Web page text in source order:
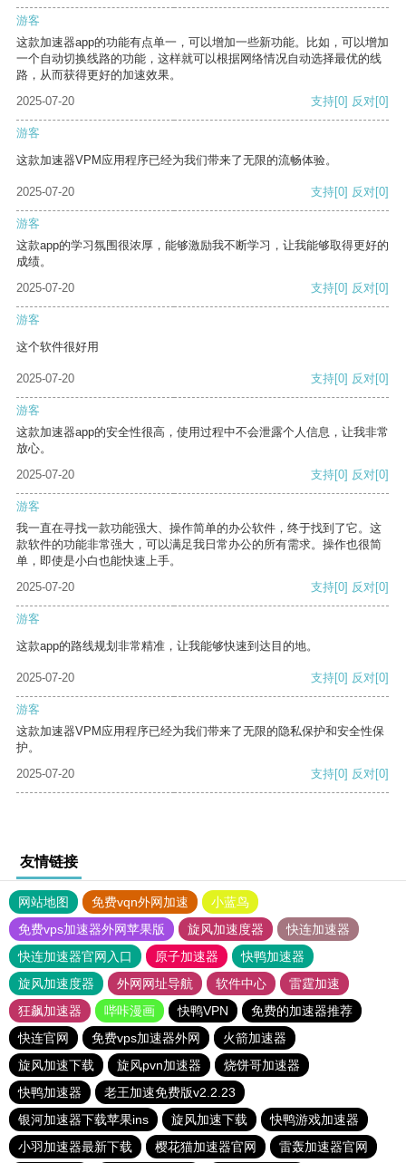
游客
这款加速器app的功能有点单一，可以增加一些新功能。比如，可以增加
一个自动切换线路的功能，这样就可以根据网络情况自动选择最优的线
路，从而获得更好的加速效果。
2025-07-20
支持[0] 反对[0]
游客
这款加速器VPM应用程序已经为我们带来了无限的流畅体验。
2025-07-20 支持[0] 反对[0]
游客
这款app的学习氛围很浓厚，能够激励我不断学习，让我能够取得更好的
成绩。
2025-07-20
支持[0] 反对[0]
游客
这个软件很好用
2025-07-20 支持[0] 反对[0]
游客
这款加速器app的安全性很高，使用过程中不会泄露个人信息，让我非常
放心。
2025-07-20
支持[0] 反对[0]
游客
我一直在寻找一款功能强大、操作简单的办公软件，终于找到了它。这
款软件的功能非常强大，可以满足我日常办公的所有需求。操作也很简
单，即使是小白也能快速上手。
2025-07-20
支持[0] 反对[0]
游客
这款app的路线规划非常精准，让我能够快速到达目的地。
2025-07-20 支持[0] 反对[0]
游客
这款加速器VPM应用程序已经为我们带来了无限的隐私保护和安全性保
护。
2025-07-20
支持[0] 反对[0]
友情链接
网站地图 免费vqn外网加速
小蓝鸟
免费vps加速器外网苹果版
旋风加速度器
快连加速器
快连加速器官网入口
原子加速器
快鸭加速器
旋风加速度器
外网网址导航 软件中心
雷霆加速
狂飙加速器
哔咔漫画 快鸭VPN
免费的加速器推荐
快连官网
免费vps加速器外网
火箭加速器
旋风加速下载
旋风pvn加速器
烧饼哥加速器
快鸭加速器
老王加速免费版v2.2.23
银河加速器下载苹果ins
旋风加速下载
快鸭游戏加速器
小羽加速器最新下载
樱花猫加速器官网 雷轰加速器官网